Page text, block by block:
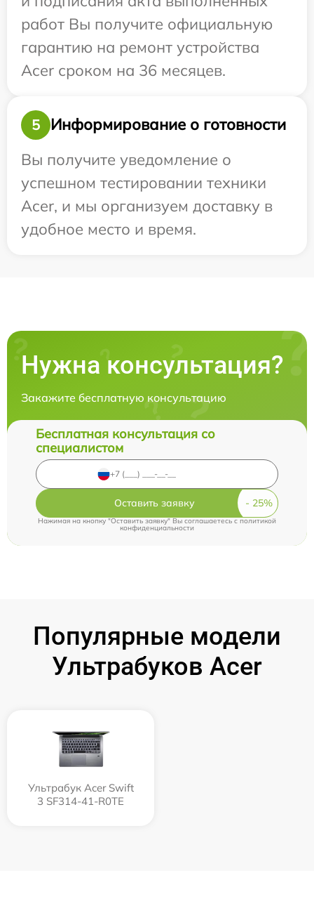
работ Вы получите официальную
гарантию на ремонт устройства
Acer сроком на 36 месяцев.
5
Информирование о готовности
Вы получите уведомление о
успешном тестировании техники
Acer, и мы организуем доставку в
удобное место и время.
Нужна консультация?
Закажите бесплатную консультацию
Бесплатная консультация со
специалистом
Оставить заявку
Нажимая на кнопку "Оставить заявку" Вы соглашаетесь cполитикой
конфиденциальности
Популярные модели
Ультрабуков Acer
Ультрабук Acer Swift
3 SF314-41-R0TE